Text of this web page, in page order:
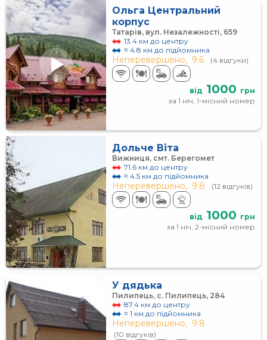
Ольга Центральний
корпус
Татарів, вул. Незалежності, 659
13.4 км до центру
≈ 4.8 км до підйомника
Неперевершено, 9.6 (4 відгуки)
від 1000 грн
за 1 ніч, 1-місний номер
Дольче Віта
Вижниця, смт. Берегомет
71.6 км до центру
≈ 4.5 км до підйомника
Неперевершено, 9.8 (12 відгуків)
від 1000 грн
за 1 ніч, 2-місний номер
У дядька
Пилипець, с. Пилипець, 284
87.4 км до центру
≈ 1 км до підйомника
Неперевершено, 9.8
(10 відгуків)